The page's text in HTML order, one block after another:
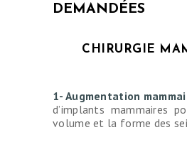
DEMANDÉES
CHIRURGIE
1- Augmentation
d’implants mammaires
volume et la forme des